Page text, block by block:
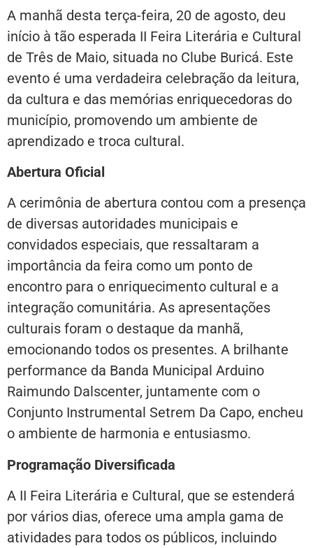
A manhã desta terça-feira, 20 de agosto, deu
início à tão esperada II Feira Literária e Cultural
de Três de Maio, situada no Clube Buricá. Este
evento é uma verdadeira celebração da leitura,
da cultura e das memórias enriquecedoras do
município, promovendo um ambiente de
aprendizado e troca cultural.
Abertura Oficial
A cerimônia de abertura contou com a presença
de diversas autoridades municipais e
convidados especiais, que ressaltaram a
importância da feira como um ponto de
encontro para o enriquecimento cultural e a
integração comunitária. As apresentações
culturais foram o destaque da manhã,
emocionando todos os presentes. A brilhante
performance da Banda Municipal Arduino
Raimundo Dalscenter, juntamente com o
Conjunto Instrumental Setrem Da Capo, encheu
o ambiente de harmonia e entusiasmo.
Programação Diversificada
A II Feira Literária e Cultural, que se estenderá
por vários dias, oferece uma ampla gama de
atividades para todos os públicos, incluindo